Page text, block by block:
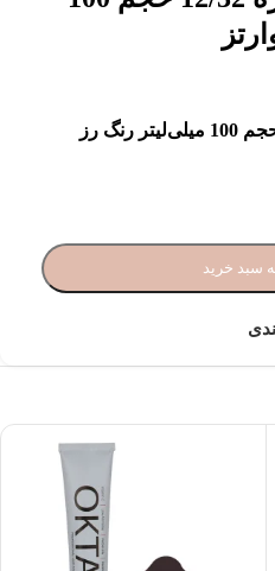
رنگ مو اکتای شماره 12/32 حجم 100 میلی‌لیتر رنگ رز
سبد خرید